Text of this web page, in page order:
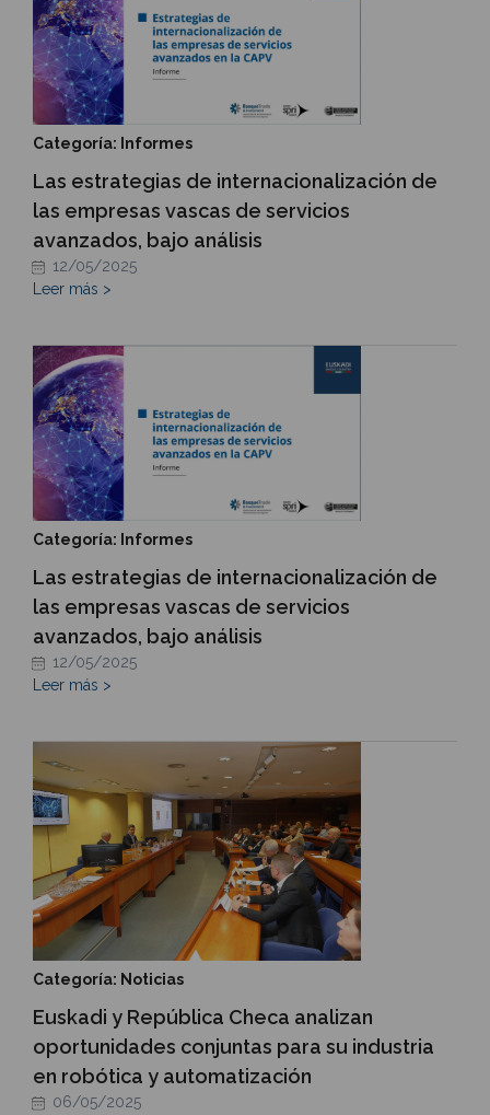
Categoría: Informes
Las estrategias de internacionalización de
las empresas vascas de servicios
avanzados, bajo análisis
12/05/2025
Leer más >
Categoría: Informes
Las estrategias de internacionalización de
las empresas vascas de servicios
avanzados, bajo análisis
12/05/2025
Leer más >
Categoría: Noticias
Euskadi y República Checa analizan
oportunidades conjuntas para su industria
en robótica y automatización
06/05/2025